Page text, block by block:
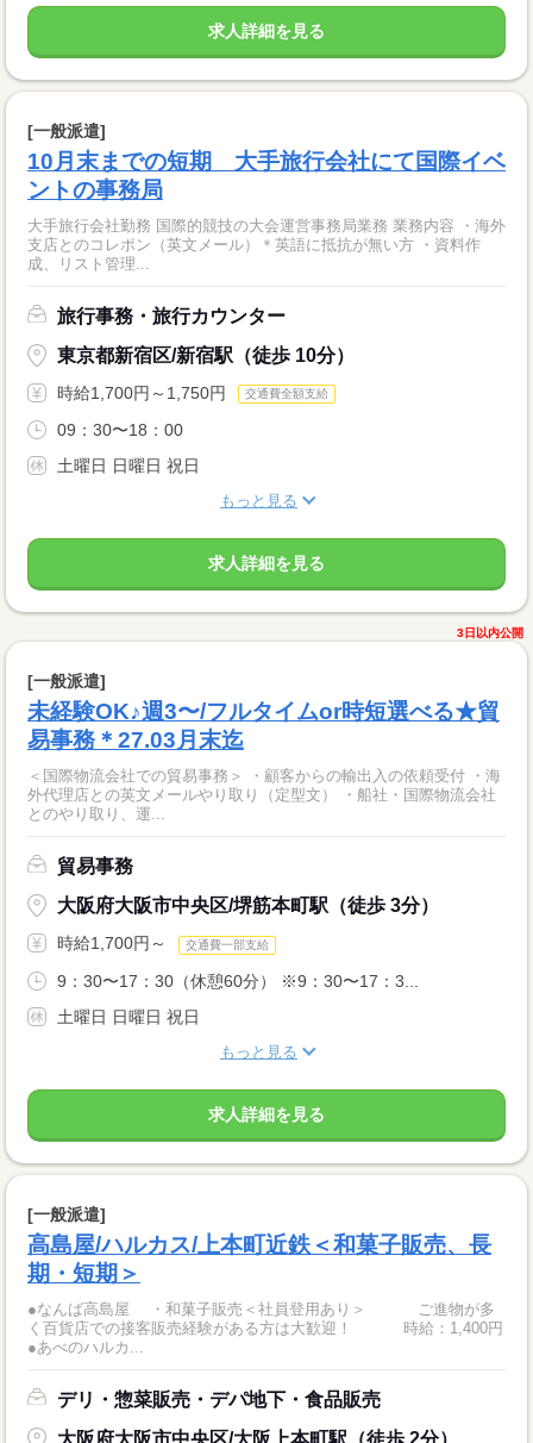
求人詳細を見る
[一般派遣]
10月末までの短期 大手旅行会社にて国際イベ
ントの事務局
大手旅行会社勤務 国際的競技の大会運営事務局業務 業務内容 ・海外
支店とのコレポン（英文メール）＊英語に抵抗が無い方 ・資料作
成、リスト管理...
旅行事務・旅行カウンター
東京都新宿区/新宿駅（徒歩 10分）
時給1,700円～1,750円 交通費全額支給
09：30〜18：00
土曜日 日曜日 祝日
もっと見る
求人詳細を見る
3日以内公開
[一般派遣]
未経験OK♪週3〜/フルタイムor時短選べる★貿
易事務＊27.03月末迄
＜国際物流会社での貿易事務＞ ・顧客からの輸出入の依頼受付 ・海
外代理店との英文メールやり取り（定型文） ・船社・国際物流会社
とのやり取り、運...
貿易事務
大阪府大阪市中央区/堺筋本町駅（徒歩 3分）
時給1,700円～ 交通費一部支給
9：30〜17：30（休憩60分） ※9：30〜17：3...
土曜日 日曜日 祝日
もっと見る
求人詳細を見る
[一般派遣]
高島屋/ハルカス/上本町近鉄＜和菓子販売、長
期・短期＞
●なんば高島屋 ・和菓子販売＜社員登用あり＞ ご進物が多
く百貨店での接客販売経験がある方は大歓迎！ 時給：1,400円
●あべのハルカ...
デリ・惣菜販売・デパ地下・食品販売
大阪府大阪市中央区/大阪上本町駅（徒歩 2分）